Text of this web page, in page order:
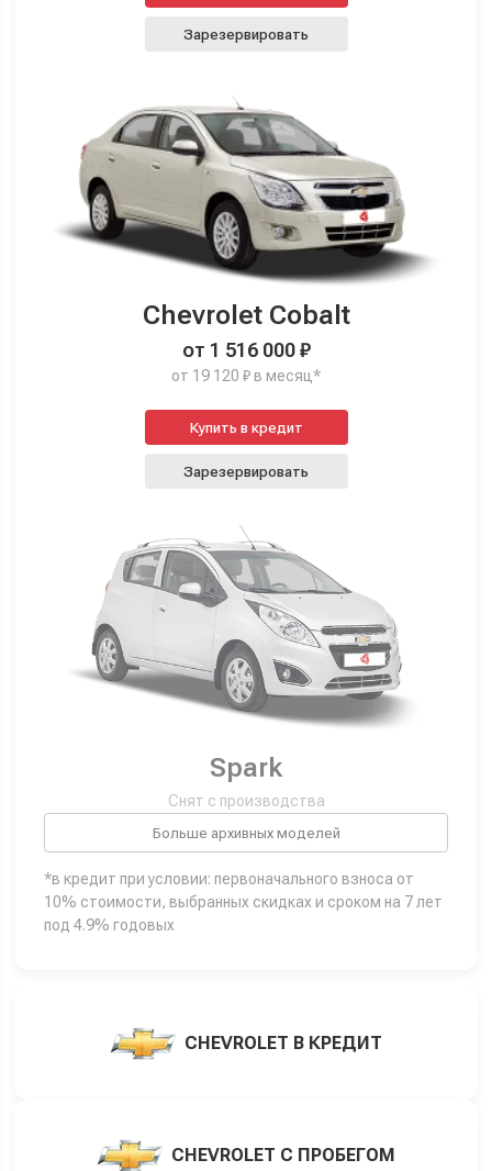
Зарезервировать
Chevrolet Cobalt
от 1 516 000 ₽
от 19 120 ₽ в месяц*
Купить в кредит
Зарезервировать
Spark
Снят с производства
Больше архивных моделей
*в кредит при условии: первоначального взноса от
10% стоимости, выбранных скидках и сроком на 7 лет
под 4.9% годовых
CHEVROLET В КРЕДИТ
CHEVROLET С ПРОБЕГОМ